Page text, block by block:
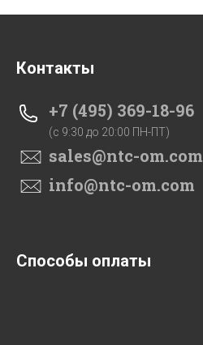
Контакты
+7 (495) 369-18-96
(c 9:30 до 20:00 ПН-ПТ)
sales@ntc-om.com
info@ntc-om.com
Способы оплаты